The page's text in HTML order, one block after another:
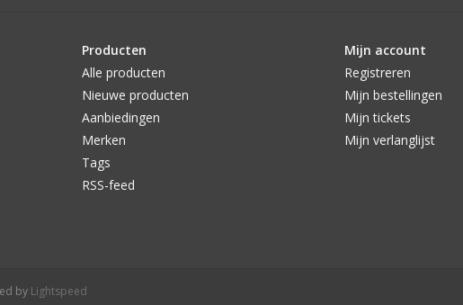
Producten
Alle producten
Nieuwe producten
Aanbiedingen
Merken
Tags
RSS-feed
Mijn account
Registreren
Mijn bestellingen
Mijn tickets
Mijn verlanglijst
by Lightspeed